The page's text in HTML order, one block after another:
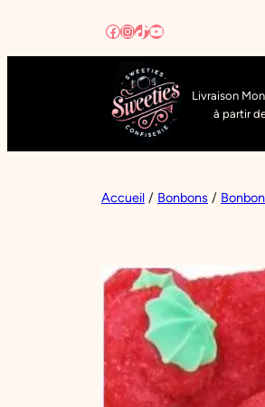
Facebook
Instagram
TikTok
YouTube
Livraison
à partir
Accueil / Bonbons /